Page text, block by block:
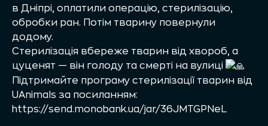
в Дніпрі, оплатили операцію, стерилізацію,
обробки ран. Потім тварину повернули
додому.
Стерилізація вбереже тварин від хвороб, а
цуценят — він голоду та смерті на вулиці
Підтримайте програму стерилізації тварин від
UAnimals за посиланням:
https://send.monobank.ua/jar/36JMTGPNeL